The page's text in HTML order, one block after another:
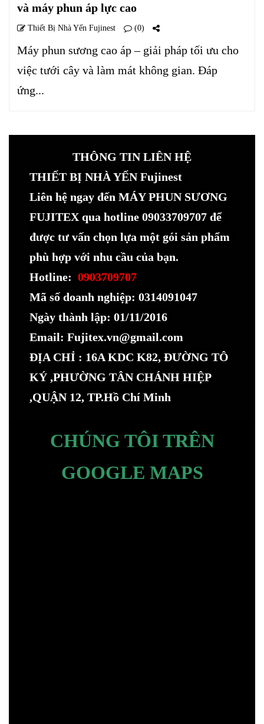
và máy phun áp lực cao
Thiết Bị Nhà Yến Fujinest (0)
Máy phun sương cao áp – giải pháp tối ưu cho
việc tưới cây và làm mát không gian. Đáp
ứng...
THÔNG TIN LIÊN HỆ
THIẾT BỊ NHÀ YẾN Fujinest
Liên hệ ngay đến MÁY PHUN SƯƠNG
FUJITEX qua hotline 09033709707 để
được tư vấn chọn lựa một gói sản phẩm
phù hợp với nhu cầu của bạn.
Hotline: 0903709707
Mã số doanh nghiệp: 0314091047
Ngày thành lập: 01/11/2016
Email: Fujitex.vn@gmail.com
ĐỊA CHỈ : 16A KDC K82, ĐƯỜNG TÔ
KÝ ,PHƯỜNG TÂN CHÁNH HIỆP
,QUẬN 12, TP.Hồ Chí Minh
CHÚNG TÔI TRÊN
GOOGLE MAPS